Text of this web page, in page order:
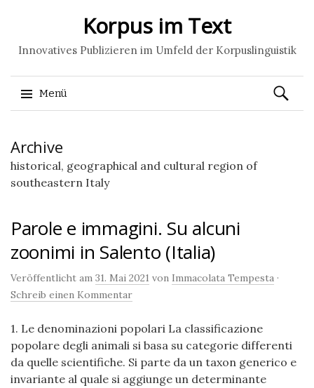
Korpus im Text
Innovatives Publizieren im Umfeld der Korpuslinguistik
Menü
zum
Inhalt
Suchen
nach:
Archive
historical, geographical and cultural region of
southeastern Italy
Parole e immagini. Su alcuni
zoonimi in Salento (Italia)
Veröffentlicht am 31. Mai 2021 von Immacolata Tempesta ·
Schreib einen Kommentar
1. Le denominazioni popolari La classificazione
popolare degli animali si basa su categorie differenti
da quelle scientifiche. Si parte da un taxon generico e
invariante al quale si aggiunge un determinante